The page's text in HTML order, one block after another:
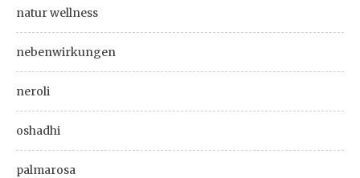
natur wellness
nebenwirkungen
neroli
oshadhi
palmarosa